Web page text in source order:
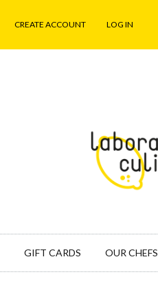
CREATE ACCOUNT LOG IN
GIFT CARDS OUR CHEFS